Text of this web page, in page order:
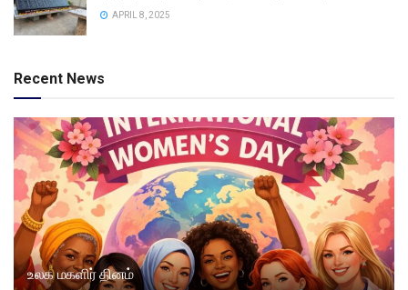
APRIL 8, 2025
Recent News
உலக மகளிர் தினம்